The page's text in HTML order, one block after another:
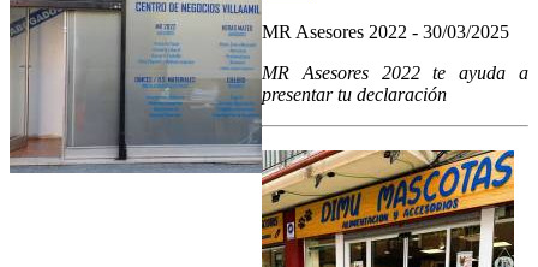
MR Asesores 2022 - 30/03/2025
MR Asesores 2022 te ayuda a
presentar tu declaración